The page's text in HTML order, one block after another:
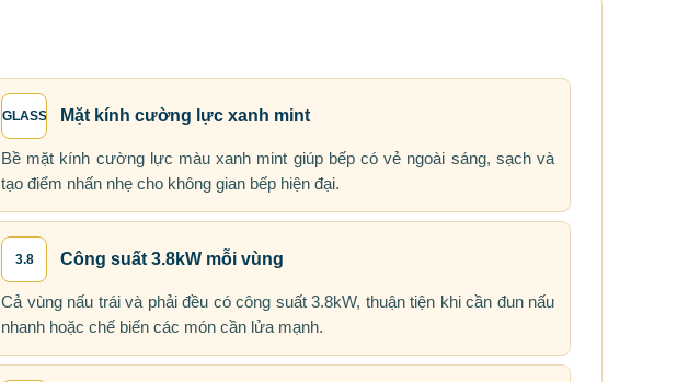
GLASS Mặt kính cường lực xanh mint
Bề mặt kính cường lực màu xanh mint giúp bếp có vẻ ngoài sáng, sạch và
tạo điểm nhấn nhẹ cho không gian bếp hiện đại.
3.8 Công suất 3.8kW mỗi vùng
Cả vùng nấu trái và phải đều có công suất 3.8kW, thuận tiện khi cần đun nấu
nhanh hoặc chế biến các món cần lửa mạnh.